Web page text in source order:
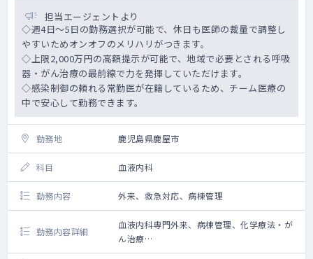
担当エージェントより
◇週4日～5日の勤務選択が可能で、休日も医師の裁量で調整し
やすいためオンオフのメリハリがつきます。
◇上限2,000万円の高額提示が可能で、地域で必要とされる呼吸
器・がん治療の最前線で力を発揮していただけます。
◇感染制御の頼れる常勤医が在籍しているため、チーム医療の
中で安心して勤務できます。
勤務地 鹿児島県鹿屋市
科目 血液内科
勤務内容 外来、救急対応、病棟管理
勤務内容詳細
血液内科専門外来、病棟管理、化学療法・が
ん治療
救急搬入数：年間約2,000件